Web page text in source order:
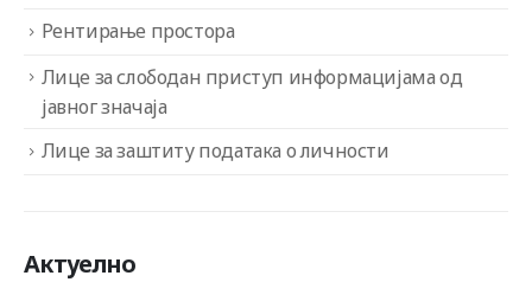
Рентирање простора
Лице за слободан приступ информацијама од
јавног значаја
Лице за заштиту података о личности
Актуелно